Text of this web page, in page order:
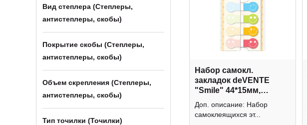
Вид степлера (Степлеры,
антистеплеры, скобы)
Покрытие скобы (Степлеры,
антистеплеры, скобы)
Объем скрепления (Степлеры,
антистеплеры, скобы)
Тип точилки (Точилки)
Набор самокл.
закладок deVENTE
"Smile" 44*15мм,
пластик (4блока по 20л)
2011219
Доп. описание: Набор
самоклеящихся эт...